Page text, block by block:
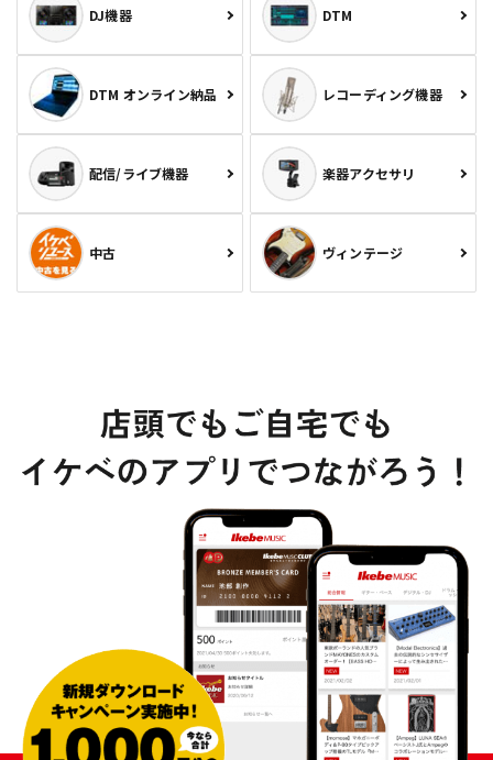
DJ機器 DTM
DTM オンライン納品 レコーディング機器
配信/ライブ機器 楽器アクセサリ
中古 ヴィンテージ